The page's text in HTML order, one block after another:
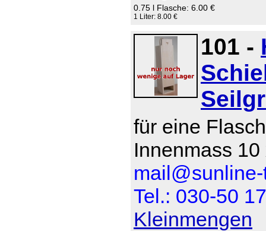
0.75 l Flasche: 6.00 €
1 Liter: 8.00 €
101 -
für eine
Innenmass
Tel.: 030-50
Kleinmengen